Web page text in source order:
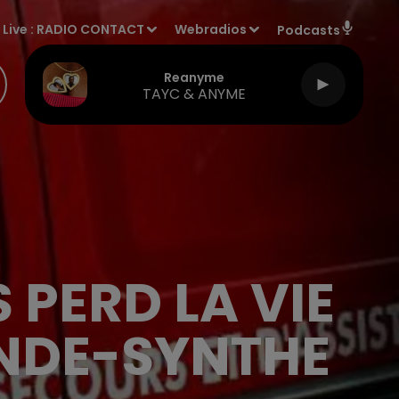
Live : RADIO CONTACT Webradios Podcasts
Reanyme
TAYC & ANYME
LA VIE
SYNTHE